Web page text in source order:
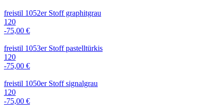
freistil 1052er Stoff graphitgrau
120
-75,00 €
freistil 1053er Stoff pastelltürkis
120
-75,00 €
freistil 1050er Stoff signalgrau
120
-75,00 €